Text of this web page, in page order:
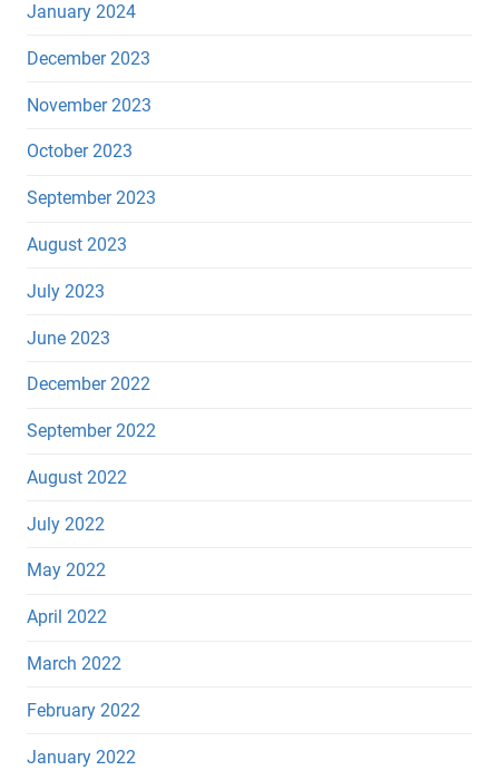
January 2024
December 2023
November 2023
October 2023
September 2023
August 2023
July 2023
June 2023
December 2022
September 2022
August 2022
July 2022
May 2022
April 2022
March 2022
February 2022
January 2022